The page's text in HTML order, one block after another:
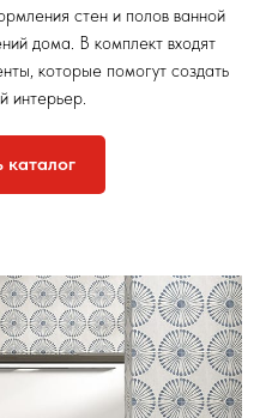
стен и полов ванной
дома. В комплект входят
которые помогут создать
интерьер.
каталог